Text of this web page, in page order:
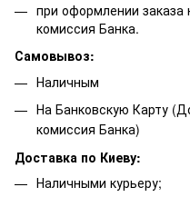
при оформлении заказа
комиссия Банка.
Самовывоз:
Наличным
На Банковскую Карту
комиссия Банка)
Доставка по Киеву:
Наличными курьеру;